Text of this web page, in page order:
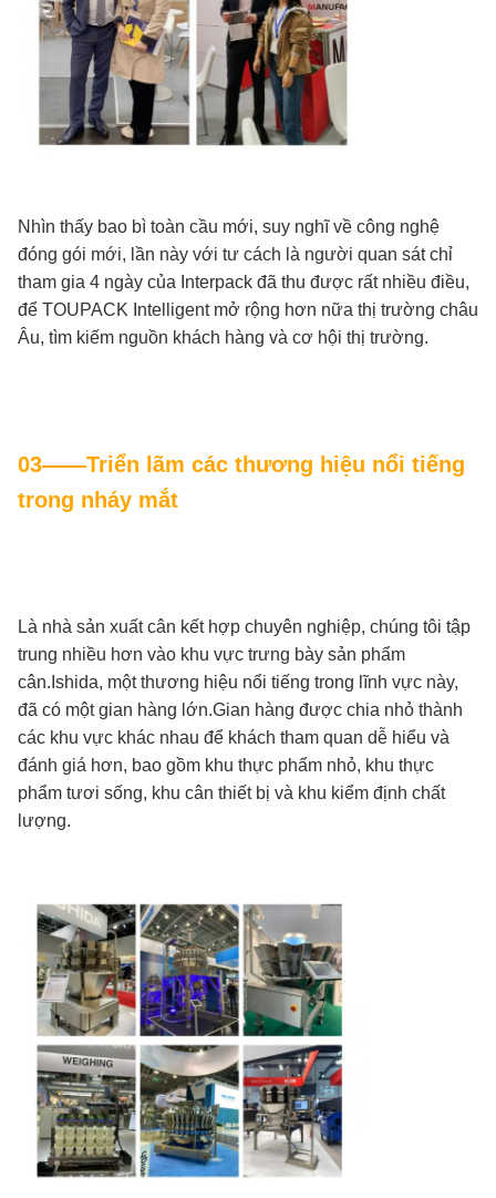
Nhìn thấy bao bì toàn cầu mới, suy nghĩ về công nghệ
đóng gói mới, lần này với tư cách là người quan sát chỉ
tham gia 4 ngày của Interpack đã thu được rất nhiều điều,
để TOUPACK Intelligent mở rộng hơn nữa thị trường châu
Âu, tìm kiếm nguồn khách hàng và cơ hội thị trường.
03——Triển lãm các thương hiệu nổi tiếng
trong nháy mắt
Là nhà sản xuất cân kết hợp chuyên nghiệp, chúng tôi tập
trung nhiều hơn vào khu vực trưng bày sản phẩm
cân.Ishida, một thương hiệu nổi tiếng trong lĩnh vực này,
đã có một gian hàng lớn.Gian hàng được chia nhỏ thành
các khu vực khác nhau để khách tham quan dễ hiểu và
đánh giá hơn, bao gồm khu thực phẩm nhỏ, khu thực
phẩm tươi sống, khu cân thiết bị và khu kiểm định chất
lượng.